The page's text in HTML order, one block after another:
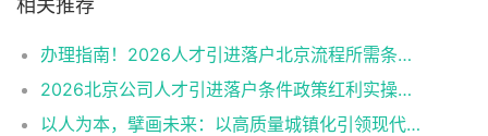
相关推荐
办理指南！2026人才引进落户北京流程所需条件申报资料
2026北京公司人才引进落户条件政策红利实操细节
以人为本，擘画未来：以高质量城镇化引领现代化新征程